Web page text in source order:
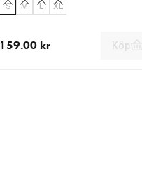
S M L XL
159.00 kr Köp